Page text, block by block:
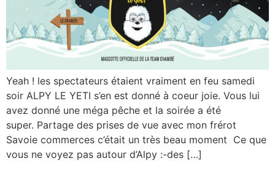
Yeah ! les spectateurs étaient vraiment en feu samedi
soir ALPY LE YETI s’en est donné à coeur joie. Vous lui
avez donné une méga pêche et la soirée a été
super. Partage des prises de vue avec mon frérot
Savoie commerces c’était un très beau moment Ce que
vous ne voyez pas autour d’Alpy :-des […]